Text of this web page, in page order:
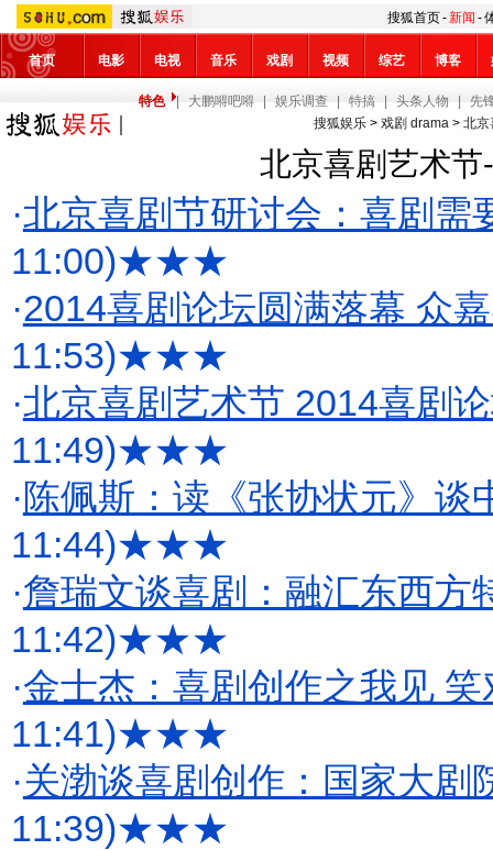
搜狐首页-新闻 -
首页 电影 电视 音乐 戏剧 视频 综艺 博客
特色 大鹏嘚吧嘚 娱乐调查 特搞 头条人物
先
搜狐娱乐> 戏剧 drama> 北京
北京喜剧艺术
·北京喜剧节研讨会：喜剧需
11:00)★★★
·2014喜剧论坛圆满落幕 众
11:53)★★★
·北京喜剧艺术节 2014喜剧
11:49)★★★
·陈佩斯：读《张协状元》谈
11:44)★★★
·詹瑞文谈喜剧：融汇东西方
11:42)★★★
·金士杰：喜剧创作之我见
11:41)★★★
·关渤谈喜剧创作：国家大剧
11:39)★★★